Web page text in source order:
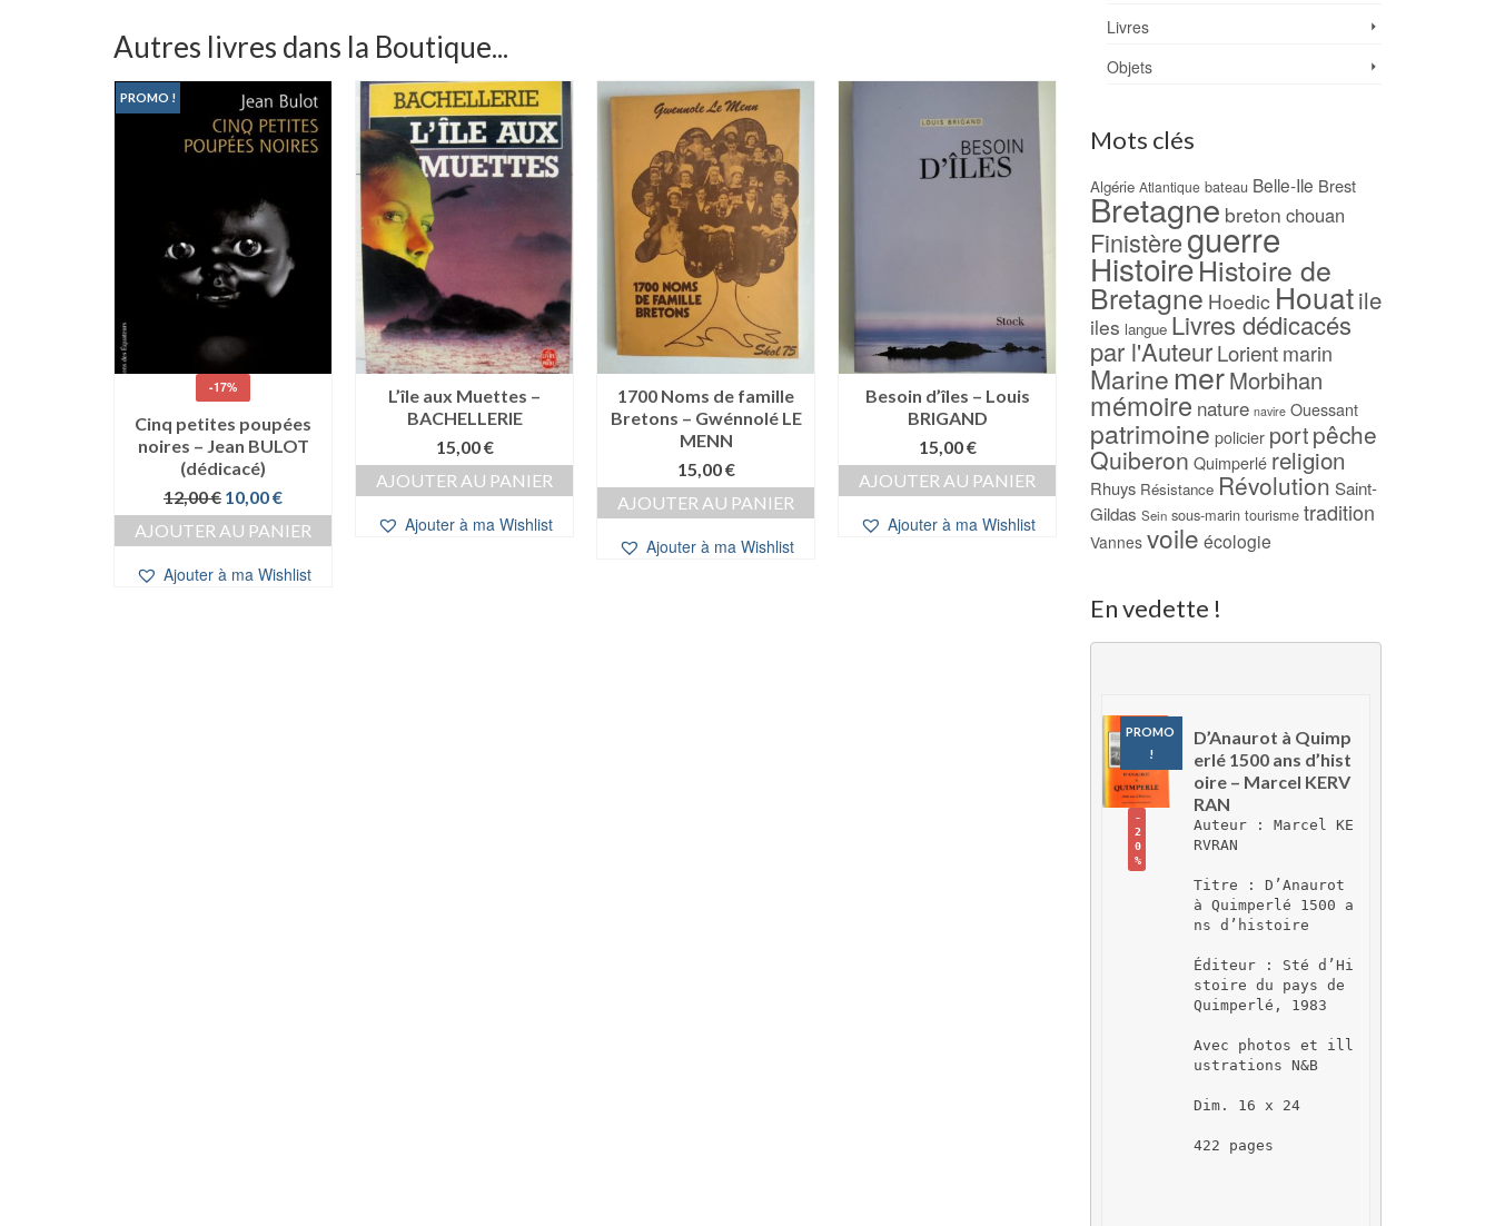
Autres livres dans la Boutique...
PROMO !
-17%
Cinq petites poupées
noires – Jean BULOT
(dédicacé)
12,00€ Le
prix
initial
12,00 €.
10,00€Le
prix
actuel
10,00 €.
AJOUTER AU PANIER
Ajouter à ma Wishlist
L’île aux Muettes –
BACHELLERIE
15,00€
AJOUTER AU PANIER
Ajouter à ma Wishlist
1700 Noms de famille
Bretons – Gwénnolé LE
MENN
15,00€
AJOUTER AU PANIER
Ajouter à ma Wishlist
Besoin d’îles – Louis
BRIGAND
15,00€
AJOUTER AU PANIER
Ajouter à ma Wishlist
-23%
Le Portrait – Iain PEARS
13,00€ Le
prix
initial
13,00 €.
10,00€Le
prix
actuel
10,00 €.
AJOUTER AU PANIER
Ajouter à ma Wishlist
destin de la
Patrick
AJOUTER AU
Livres
Objets
Mots clés
Algérie Atlantique bateau Belle-Ile Brest
Bretagne breton chouan
Finistèreguerre
HistoireHistoire de
Bretagne Hoedic Houatile
iles langue Livres dédicacés
par l'Auteur Lorient marin
Marine merMorbihan
mémoire nature navire Ouessant
patrimoine policier portpêche
Quiberon Quimperlé religion
Rhuys Résistance Révolution Saint-
Gildas Sein sous-marin tourisme tradition
Vannes voile écologie
En vedette !
PROMO
!
-
2
0
%
D’Anaurot à Quimp
erlé 1500 ans d’hist
oire – Marcel KERV
RAN
Auteur : Marcel KE
RVRAN
Titre : D’Anaurot
à Quimperlé 1500 a
ns d’histoire
Éditeur : Sté d’Hi
stoire du pays de
Quimperlé, 1983
Avec photos et ill
ustrations N&B
Dim. 16 x 24
422 pages